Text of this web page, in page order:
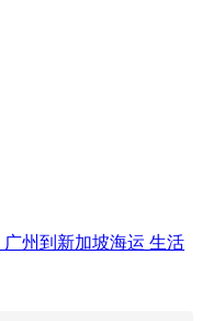
广州到新加坡海运 生活